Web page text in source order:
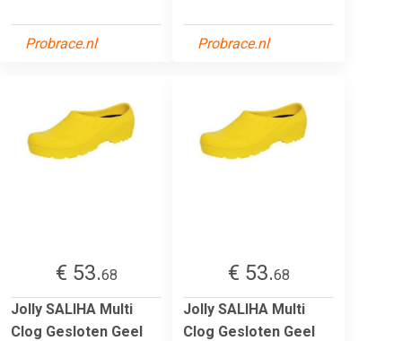
Probrace.nl Probrace.nl
€ 53.68
Jolly SALIHA Multi
Clog Gesloten Geel
€ 53.68
Jolly SALIHA Multi
Clog Gesloten Geel